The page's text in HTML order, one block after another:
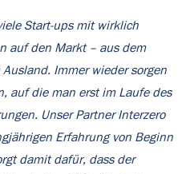
Start-ups mit wirklich
auf den Markt – aus dem
Immer wieder sorgen
auf die man erst im Laufe des
Unser Partner Interzero
Erfahrung von Beginn
damit dafür, dass der